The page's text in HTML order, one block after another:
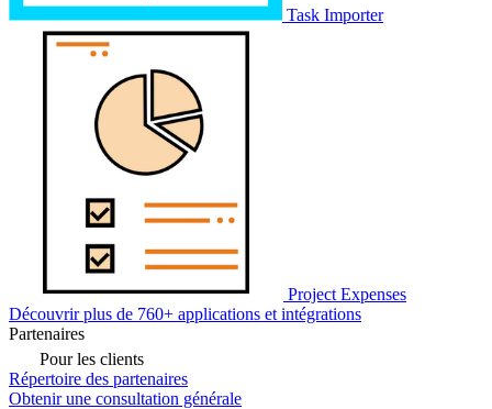
Task Importer
Project Expenses
Découvrir plus de 760+ applications et intégrations
Partenaires
Pour les clients
Répertoire des partenaires
Obtenir une consultation générale